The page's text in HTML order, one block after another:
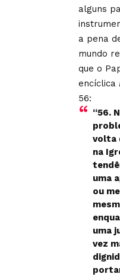
alguns
a pena
mundo
que o
encíclica
56:
“56.
volta
na
uma
ou
uma
vez